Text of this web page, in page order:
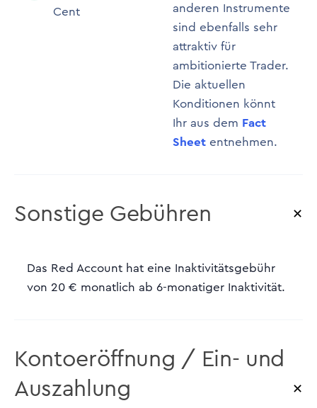
Cent
anderen Instrumente
sind ebenfalls sehr
attraktiv für
ambitionierte Trader.
Die aktuellen
Konditionen könnt
Ihr aus dem Fact
Sheet entnehmen.
Sonstige Gebühren
Das Red Account hat eine Inaktivitätsgebühr
von 20 € monatlich ab 6-monatiger Inaktivität.
Kontoeröffnung / Ein- und
Auszahlung